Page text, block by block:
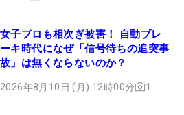
女子プロも相次ぎ被害！ 自動ブレ
ーキ時代になぜ「信号待ちの追突事
故」は無くならないのか？
2026年8月10日 (月) 12時00分 1